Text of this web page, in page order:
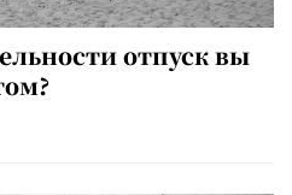
отпуск вы